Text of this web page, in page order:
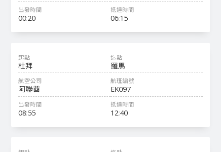
00:20 06:15
杜拜 羅馬
阿聯酋 EK097
08:55 12:40